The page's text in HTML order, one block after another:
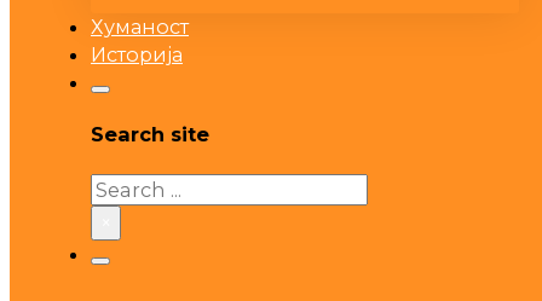
Хуманост
Историја
Search site
Search